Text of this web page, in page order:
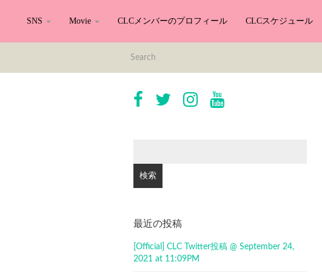
SNS Movie CLCメンバーのプロフィール CLCスケジュール
最近の投稿
[Official] CLC Twitter投稿 @ September 24,
2021 at 11:09PM